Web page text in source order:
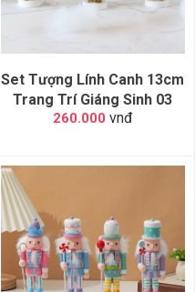
Set Tượng Lính Canh 13cm
Trang Trí Giáng Sinh 03
260.000 vnđ